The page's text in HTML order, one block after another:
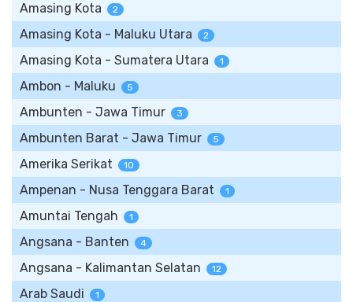
Amasing Kota 2
Amasing Kota - Maluku Utara 2
Amasing Kota - Sumatera Utara 1
Ambon - Maluku 5
Ambunten - Jawa Timur 3
Ambunten Barat - Jawa Timur 5
Amerika Serikat 10
Ampenan - Nusa Tenggara Barat 1
Amuntai Tengah 1
Angsana - Banten 4
Angsana - Kalimantan Selatan 12
Arab Saudi 1